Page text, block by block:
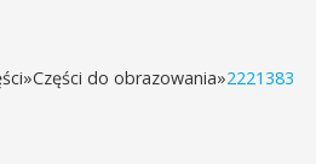
»Części do obrazowania»2221383